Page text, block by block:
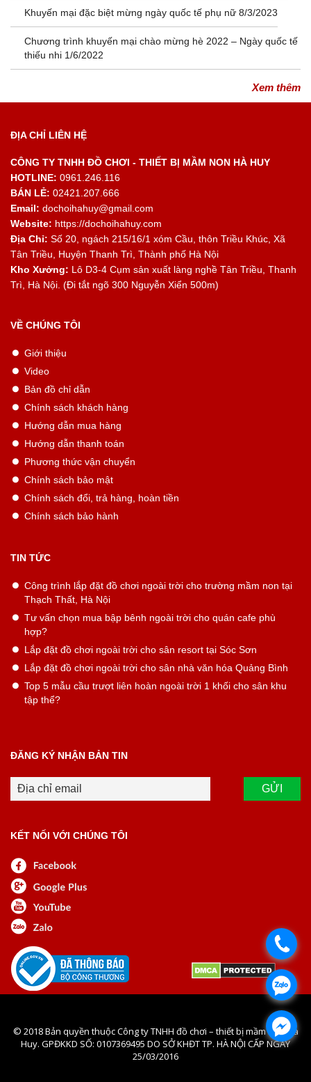
Khuyến mại đặc biệt mừng ngày quốc tế phụ nữ 8/3/2023
Chương trình khuyến mại chào mừng hè 2022 – Ngày quốc tế
thiếu nhi 1/6/2022
Xem thêm
ĐỊA CHỈ LIÊN HỆ
CÔNG TY TNHH ĐỒ CHƠI - THIẾT BỊ MẦM NON HÀ HUY
HOTLINE: 0961.246.116
BÁN LẺ: 02421.207.666
Email: dochoihahuy@gmail.com
Website: https://dochoihahuy.com
Địa Chỉ: Số 20, ngách 215/16/1 xóm Cầu, thôn Triều Khúc, Xã
Tân Triều, Huyện Thanh Trì, Thành phố Hà Nội
Kho Xưởng: Lô D3-4 Cụm sản xuất làng nghề Tân Triều, Thanh
Trì, Hà Nội. (Đi tắt ngõ 300 Nguyễn Xiển 500m)
VỀ CHÚNG TÔI
Giới thiệu
Video
Bản đồ chỉ dẫn
Chính sách khách hàng
Hướng dẫn mua hàng
Hướng dẫn thanh toán
Phương thức vận chuyển
Chính sách bảo mật
Chính sách đổi, trả hàng, hoàn tiền
Chính sách bảo hành
TIN TỨC
Công trình lắp đặt đồ chơi ngoài trời cho trường mầm non tại
Thạch Thất, Hà Nội
Tư vấn chọn mua bập bênh ngoài trời cho quán cafe phù
hợp?
Lắp đặt đồ chơi ngoài trời cho sân resort tại Sóc Sơn
Lắp đặt đồ chơi ngoài trời cho sân nhà văn hóa Quảng Bình
Top 5 mẫu cầu trượt liên hoàn ngoài trời 1 khối cho sân khu
tập thể?
ĐĂNG KÝ NHẬN BẢN TIN
KẾT NỐI VỚI CHÚNG TÔI
© 2018 Bản quyền thuộc Công ty TNHH đồ chơi – thiết bị mầm non Hà
Huy. GPĐKKD SỐ: 0107369495 DO SỞ KHĐT TP. HÀ NỘI CẤP NGÀY
25/03/2016
.
.
.